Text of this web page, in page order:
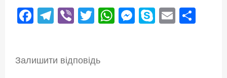
Facebook
Telegram
ViberTwitter
WhatsApp
Messenger
Skype
Email
Залишити відповідь